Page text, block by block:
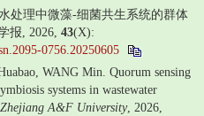
处理中微藻-细菌共生系统的群体
报, 2026, 43(X):
0756.20250605
WANG Min. Quorum sensing
systems in wastewater
A&F University, 2026,